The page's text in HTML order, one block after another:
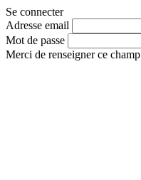
Aller
au
contenu
Aller
au
menu
Se connecter
Adresse email
Mot de passe
Merci de renseigner ce champ